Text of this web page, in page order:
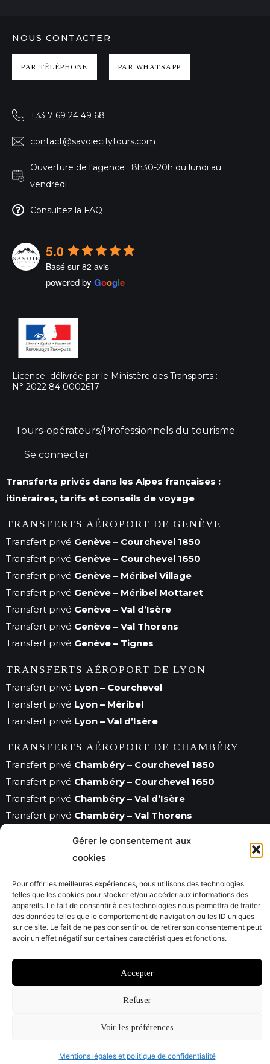
Gérer le consentement aux
cookies
Pour offrir les meilleures expériences, nous utilisons des technologies
telles que les cookies pour stocker et/ou accéder aux informations des
appareils. Le fait de consentir à ces technologies nous permettra de traiter
des données telles que le comportement de navigation ou les ID uniques
sur ce site. Le fait de ne pas consentir ou de retirer son consentement peut
avoir un effet négatif sur certaines caractéristiques et fonctions.
Accepter
Refuser
Voir les préférences
Mentions légales et politique de confidentialité
NOUS CONTACTER
PAR TÉLÉPHONE PAR WHATSAPP
+33 7 69 24 49 68
contact@savoiecitytours.com
Ouverture de l'agence : 8h30-20h du lundi au
vendredi
Consultez la FAQ
5.0
Basé sur 82 avis
powered by Google
Licence délivrée par le Ministère des Transports :
N° 2022 84 0002617
Tours-opérateurs/Professionnels du tourisme
Se connecter
Transferts privés dans les Alpes françaises :
itinéraires, tarifs et conseils de voyage
TRANSFERTS AÉROPORT DE GENÈVE
Transfert privé Genève – Courchevel 1850
Transfert privé Genève – Courchevel 1650
Transfert privé Genève – Méribel Village
Transfert privé Genève – Méribel Mottaret
Transfert privé Genève – Val d’Isère
Transfert privé Genève – Val Thorens
Transfert privé Genève – Tignes
TRANSFERTS AÉROPORT DE LYON
Transfert privé Lyon – Courchevel
Transfert privé Lyon – Méribel
Transfert privé Lyon – Val d’Isère
TRANSFERTS AÉROPORT DE CHAMBÉRY
Transfert privé Chambéry – Courchevel 1850
Transfert privé Chambéry – Courchevel 1650
Transfert privé Chambéry – Val d’Isère
Transfert privé Chambéry – Val Thorens
TRANSFERTS STATIONS DE SKI
Transfert privéCourchevel
Transfert privéMéribel
© Savoie City Tours 2026
Site par @Studiojacquadi et Emmanuelle Usclat